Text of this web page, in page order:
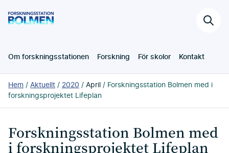
tillForskningsstation
Om forskningsstationen Forskning För skolor Kontakt
Sök
Du
är
här:
Hem Aktuellt 2020 April
Forskningsstation Bolmen med i
forskningsprojektet Lifeplan
Forskningsstation Bolmen med
i forskningsprojektet Lifeplan